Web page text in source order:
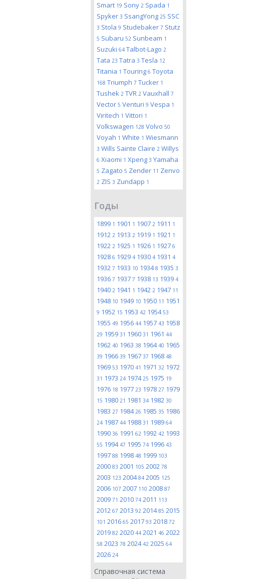
Smart 19 Sony 2 Spada 1
Spyker 3 SsangYong 25 SSC
3 Stola 9 Studebaker 7 Stutz
5 Subaru 52 Sunbeam 1
Suzuki 64 Talbot-Lago 2
Tata 23 Tatra 3 Tesla 12
Titania 1 Touring 6 Toyota
168 Triumph 7 Tucker 1
Tushek 2 TVR 2 Vauxhall 7
Vector 5 Venturi 9 Vespa 1
Viritech 1 Vittori 1
Volkswagen 128 Volvo 50
Voyah 1 White 1 Wiesmann
3 Wills Sainte Claire 2 Willys
6 Xiaomi 1 Xpeng 3 Yamaha
5 Zagato 5 Zender 11 Zenvo
2 ZIS 3 Zundapp 1
Годы
1899 1 1901 1 1907 2 1911 1
1912 2 1913 2 1919 1 1921 1
1922 2 1925 1 1926 1 1927 6
1928 6 1929 4 1930 4 1931 4
1932 7 1933 10 19348 1935 3
1936 7 1937 7 1938 13 1939 4
1940 2 1941 1 1942 2 1947 11
1948 10 1949 10 1950 11 1951
9 1952 15 1953 42 195453
1955 49 1956 44 1957 43 1958
29 1959 31 1960 31 1961 44
1962 40 1963 38 196440 1965
39 1966 39 1967 37 1968 48
1969 53 1970 41 1971 32 1972
31 1973 24 197425 1975 19
1976 18 1977 23 1978 27 1979
15 1980 21 1981 34 1982 30
1983 27 198426 1985 35 1986
24 1987 44 1988 31 1989 64
1990 36 1991 62 1992 42 1993
55 199447 1995 74 1996 43
1997 88 1998 48 1999 103
2000 83 2001 105 2002 78
2003 123 200484 2005 125
2006 107 2007 110 2008 87
2009 71 2010 74 2011 113
2012 67 2013 92 201485 2015
101 2016 65 2017 93 2018 72
2019 82 2020 44 2021 46 2022
58 2023 78 202442 2025 64
2026 24
Справочная система